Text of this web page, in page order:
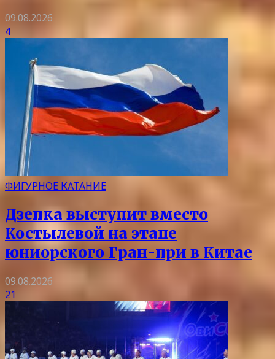
09.08.2026
4
ФИГУРНОЕ КАТАНИЕ
Дзепка выступит вместо
Костылевой на этапе
юниорского Гран-при в Китае
09.08.2026
21